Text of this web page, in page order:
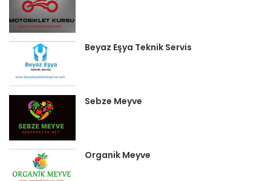
Beyaz Eşya Teknik Servis
Sebze Meyve
Organik Meyve